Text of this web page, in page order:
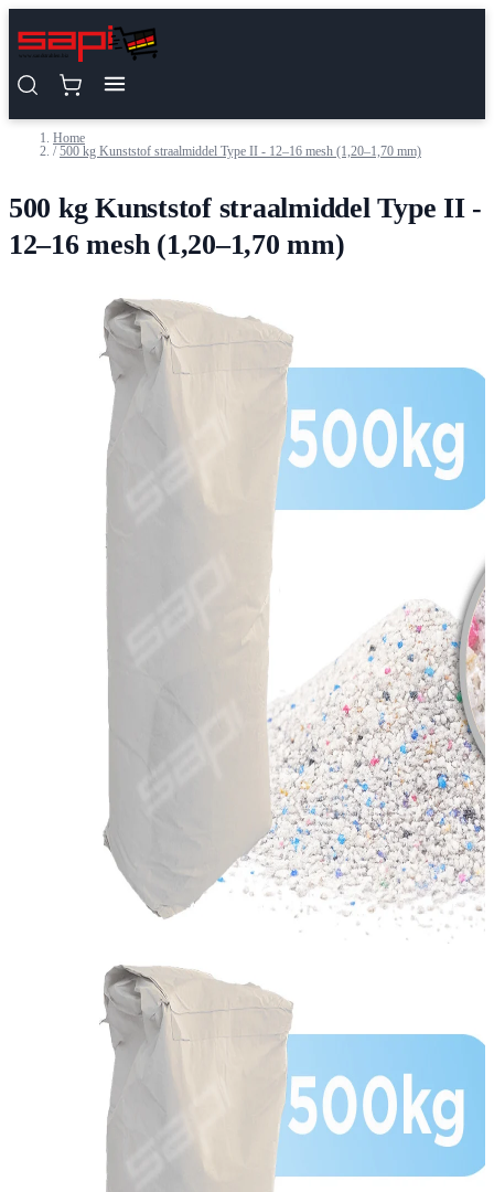
Home
/ 500 kg Kunststof straalmiddel Type II - 12–16 mesh (1,20–1,70 mm)
500 kg Kunststof straalmiddel Type II -
12–16 mesh (1,20–1,70 mm)